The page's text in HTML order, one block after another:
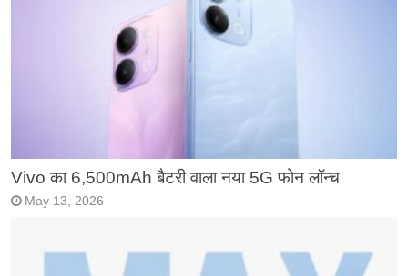
Vivo का 6,500mAh बैटरी वाला नया 5G फोन लॉन्च
May 13, 2026